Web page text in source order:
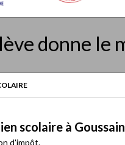
donne le
scolaire à
d'impôt.